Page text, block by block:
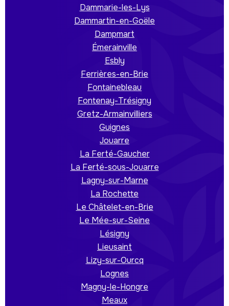
Dammarie-les-Lys
Dammartin-en-Goële
Dampmart
Émerainville
Esbly
Ferrières-en-Brie
Fontainebleau
Fontenay-Trésigny
Gretz-Armainvilliers
Guignes
Jouarre
La Ferté-Gaucher
La Ferté-sous-Jouarre
Lagny-sur-Marne
La Rochette
Le Châtelet-en-Brie
Le Mée-sur-Seine
Lésigny
Lieusaint
Lizy-sur-Ourcq
Lognes
Magny-le-Hongre
Meaux